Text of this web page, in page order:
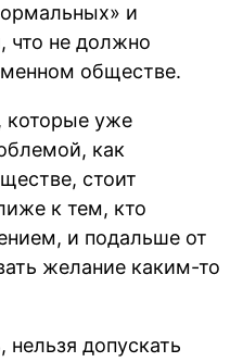
и
что не должно
обществе.
уже
как
стоит
к тем, кто
и подальше от
желание каким-то
допускать